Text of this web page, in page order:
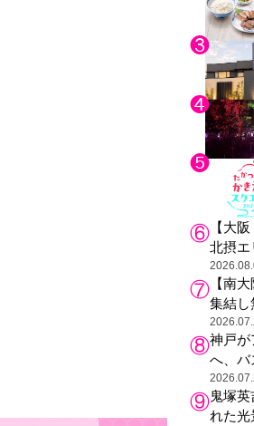
【大
北摂エ
も“焼
【南
集結し
泉南ロ
リニュ
神戸が
へ、バ
フェス
性化
鬼塚
れた光